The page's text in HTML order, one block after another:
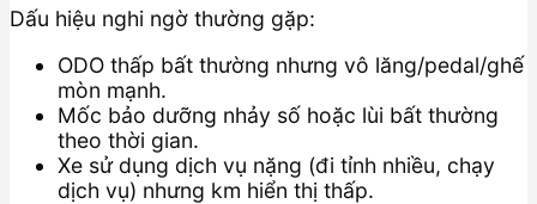
Dấu hiệu nghi ngờ thường gặp:
ODO thấp bất thường nhưng vô lăng/pedal/ghế
mòn mạnh.
Mốc bảo dưỡng nhảy số hoặc lùi bất thường
theo thời gian.
Xe sử dụng dịch vụ nặng (đi tỉnh nhiều, chạy
dịch vụ) nhưng km hiển thị thấp.